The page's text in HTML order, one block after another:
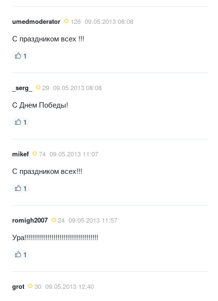
umedmoderator 126 09.05.2013 08:08
С праздником всех !!!
1
_serg_ 29 09.05.2013 08:08
C Днем Победы!
1
mikef 74 09.05.2013 11:07
С праздником всех!!!
1
romigh2007 24 09.05.2013 11:57
Ура!!!!!!!!!!!!!!!!!!!!!!!!!!!!!!!!!!!!!!
1
grot 30 09.05.2013 12:40